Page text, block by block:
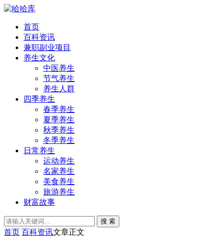
首页
百科资讯
兼职副业项目
养生文化
中医养生
节气养生
养生人群
四季养生
春季养生
夏季养生
秋季养生
冬季养生
日常养生
运动养生
名家养生
美食养生
旅游养生
财富故事
搜 索
首页 百科资讯文章正文